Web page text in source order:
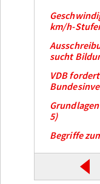
km/h-
sucht
VDB
5)
Begriffe